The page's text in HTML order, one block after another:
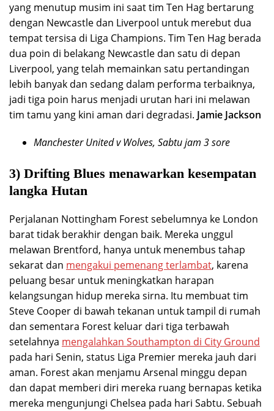
yang menutup musim ini saat tim Ten Hag bertarung
dengan Newcastle dan Liverpool untuk merebut dua
tempat tersisa di Liga Champions. Tim Ten Hag berada
dua poin di belakang Newcastle dan satu di depan
Liverpool, yang telah memainkan satu pertandingan
lebih banyak dan sedang dalam performa terbaiknya,
jadi tiga poin harus menjadi urutan hari ini melawan
tim tamu yang kini aman dari degradasi. Jamie Jackson
Manchester United v Wolves, Sabtu jam 3 sore
3) Drifting Blues menawarkan kesempatan
langka Hutan
Perjalanan Nottingham Forest sebelumnya ke London
barat tidak berakhir dengan baik. Mereka unggul
melawan Brentford, hanya untuk menembus tahap
sekarat dan mengakui pemenang terlambat, karena
peluang besar untuk meningkatkan harapan
kelangsungan hidup mereka sirna. Itu membuat tim
Steve Cooper di bawah tekanan untuk tampil di rumah
dan sementara Forest keluar dari tiga terbawah
setelahnya mengalahkan Southampton di City Ground
pada hari Senin, status Liga Premier mereka jauh dari
aman. Forest akan menjamu Arsenal minggu depan
dan dapat memberi diri mereka ruang bernapas ketika
mereka mengunjungi Chelsea pada hari Sabtu. Sebuah